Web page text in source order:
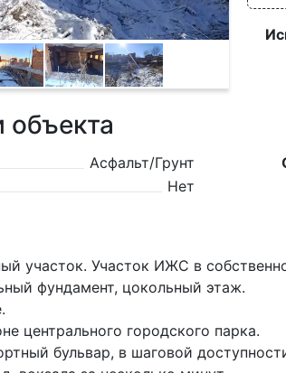
объекта
Асфальт/Грунт
Нет
участок. Участок ИЖС в
фундамент, цокольный этаж.
центрального городского парка.
бульвар, в шаговой